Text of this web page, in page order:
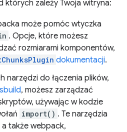
których zależy Twoja witryna:
może pomóc wtyczka
. Opcje, które możesz
rozmiarami komponentów,
dokumentacji.
narzędzi do łączenia plików,
, możesz zarządzać
używając w kodzie
import() . Te narzędzia
a także webpack,